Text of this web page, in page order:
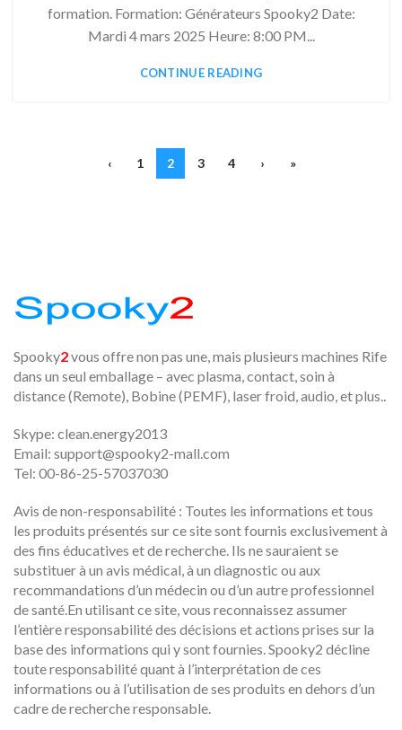
formation. Formation: Générateurs Spooky2 Date:
Mardi 4 mars 2025 Heure: 8:00 PM...
CONTINUE READING
‹ 1 2 3 4 › »
Spooky2vous offre non pas une, mais plusieurs machines Rife
dans un seul emballage – avec plasma, contact, soin à
distance (Remote), Bobine (PEMF), laser froid, audio, et plus..
Skype: clean.energy2013
Email: support@spooky2-mall.com
Tel: 00-86-25-57037030
Avis de non-responsabilité : Toutes les informations et tous
les produits présentés sur ce site sont fournis exclusivement à
des fins éducatives et de recherche. Ils ne sauraient se
substituer à un avis médical, à un diagnostic ou aux
recommandations d’un médecin ou d’un autre professionnel
de santé.En utilisant ce site, vous reconnaissez assumer
l’entière responsabilité des décisions et actions prises sur la
base des informations qui y sont fournies. Spooky2 décline
toute responsabilité quant à l’interprétation de ces
informations ou à l’utilisation de ses produits en dehors d’un
cadre de recherche responsable.